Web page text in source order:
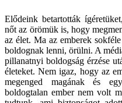
Elődeink betartották
nőt az örömük is, hogy
az élet. Ma az emberek
boldognak lenni, örülni. A
pillanatnyi boldogság érzése
életeket. Nem igaz, hogy az
megenged magának és
boldogtalan ember nem volt